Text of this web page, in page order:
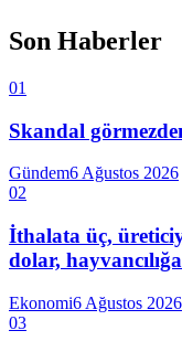
Son Haberler
01
Skandal
Gündem6 Ağustos 2026
02
İthalata üç,
dolar,
Ekonomi6 Ağustos 2026
03